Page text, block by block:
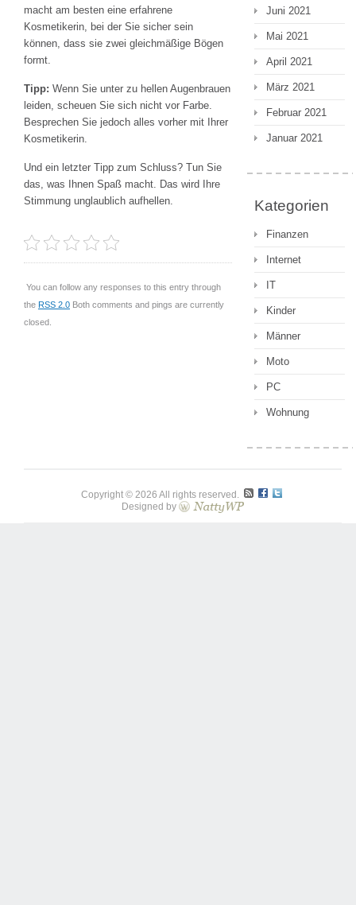
macht am besten eine erfahrene
Kosmetikerin, bei der Sie sicher sein
können, dass sie zwei gleichmäßige Bögen
formt.
Tipp: Wenn Sie unter zu hellen Augenbrauen
leiden, scheuen Sie sich nicht vor Farbe.
Besprechen Sie jedoch alles vorher mit Ihrer
Kosmetikerin.
Und ein letzter Tipp zum Schluss? Tun Sie
das, was Ihnen Spaß macht. Das wird Ihre
Stimmung unglaublich aufhellen.
You can follow any responses to this entry through
the RSS 2.0 Both comments and pings are currently
closed.
Juni 2021
Mai 2021
April 2021
März 2021
Februar 2021
Januar 2021
Kategorien
Finanzen
Internet
IT
Kinder
Männer
Moto
PC
Wohnung
Copyright © 2026 All rights reserved.
Designed by